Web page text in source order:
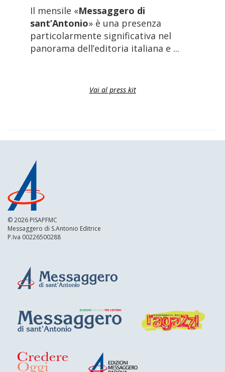
Il mensile «Messaggero di
sant’Antonio» è una presenza
particolarmente significativa nel
panorama dell’editoria italiana e ...
Vai al press kit
© 2026 PISAPFMC
Messaggero di S.Antonio Editrice
P.Iva 00226500288